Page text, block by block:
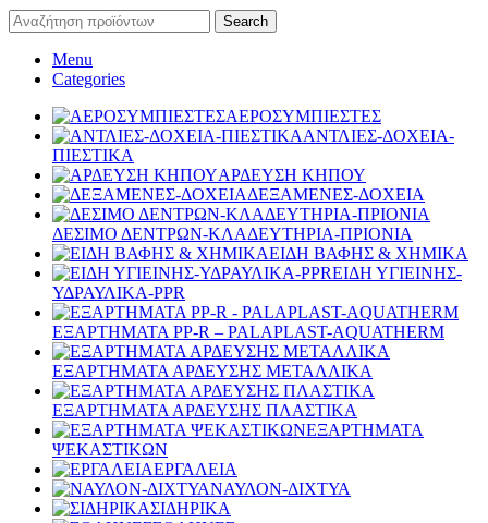
Search
Menu
Categories
ΑΕΡΟΣΥΜΠΙΕΣΤΕΣ
ΑΝΤΛΙΕΣ-ΔΟΧΕΙΑ-
ΠΙΕΣΤΙΚΑ
ΑΡΔΕΥΣΗ ΚΗΠΟΥ
ΔΕΞΑΜΕΝΕΣ-ΔΟΧΕΙΑ
ΔΕΣΙΜΟ ΔΕΝΤΡΩΝ-ΚΛΑΔΕΥΤΗΡΙΑ-ΠΡΙΟΝΙΑ
ΕΙΔΗ ΒΑΦΗΣ & ΧΗΜΙΚΑ
ΕΙΔΗ ΥΓΙΕΙΝΗΣ-
ΥΔΡΑΥΛΙΚΑ-PPR
ΕΞΑΡΤΗΜΑΤΑ PP-R – PALAPLAST-AQUATHERM
ΕΞΑΡΤΗΜΑΤΑ ΑΡΔΕΥΣΗΣ ΜΕΤΑΛΛΙΚΑ
ΕΞΑΡΤΗΜΑΤΑ ΑΡΔΕΥΣΗΣ ΠΛΑΣΤΙΚΑ
ΕΞΑΡΤΗΜΑΤΑ
ΨΕΚΑΣΤΙΚΩΝ
ΕΡΓΑΛΕΙΑ
ΝΑΥΛΟΝ-ΔΙΧΤΥΑ
ΣΙΔΗΡΙΚΑ